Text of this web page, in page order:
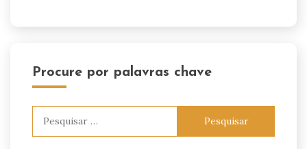
Procure por palavras chave